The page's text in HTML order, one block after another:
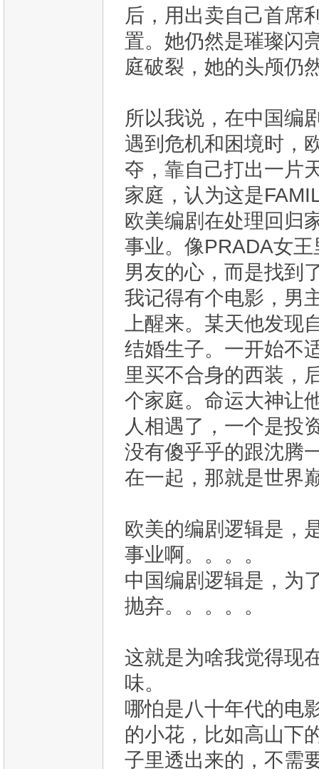
后，用出卖自己首席
置。她仍然是璀璨闪
庭破裂，她的头颅仍
所以我说，在中国编
遇到危机和困境时，
夺，靠自己打出一片
家庭，认为这是
欧美编剧在处理回归
事业。像PRADA女
男友的心，而是找到
我记得有个电影，男
上醒来。某天他发
结婚生子。一开始不
里买不合身的西装，
个家庭。命运大神让
人相遇了，一个是投
没有傻乎乎的跟沈腾
在一起，那就是世界
欧美的编剧逻辑是，
事业啊。。。。
中国编剧逻辑是，为
抛弃。。。。。
这就是为啥我觉得现
味。
哪怕是八十年代的电
的小花，比如高山下
子里透出来的，不需